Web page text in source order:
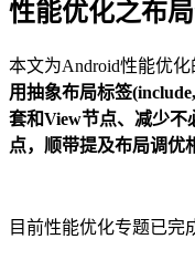
性能优化之布
本文为Android性能优
用抽象布局标签
套和View节点、减少不
点，顺带提及布局调优
目前性能优化专题已完